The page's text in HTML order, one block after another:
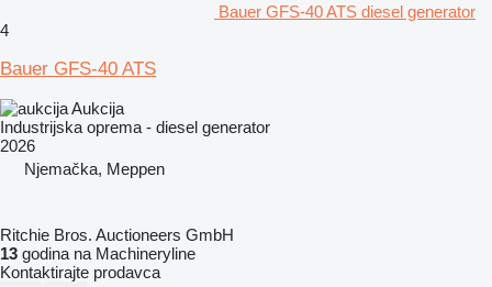
Bauer GFS-40 ATS diesel generator
4
Bauer GFS-40 ATS
Aukcija
Industrijska oprema - diesel generator
2026
Njemačka, Meppen
Ritchie Bros. Auctioneers GmbH
13 godina na Machineryline
Kontaktirajte prodavca